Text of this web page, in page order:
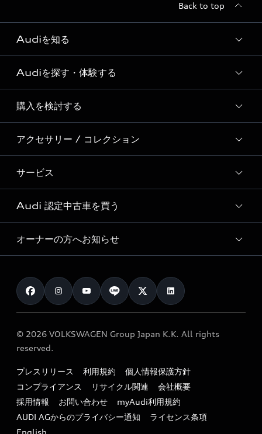
Back to top
Audiを知る
Audi ブランド
Story of Progress
Audi Sport
Formula 1®
デジタルサービス
Audiを探す・体験する
ディーラー検索
新車在庫検索
試乗車・展示車検索
見積り依頼
試乗予約
購入を検討する
モデル一覧
特別仕様モデル / 限定モデル
e-tronラインアップ
価格シミュレーション
車両比較
カタログ一覧
アクセサリー / コレクション
純正アクセサリー
オンラインショップ
Audi collection
アウディナビアプリ
サービス
サービス入庫予約
サービスプログラム
メンテナンス
車検 / 定期点検
e-tronアフターサポート
myAudi
Audi 認定中古車を買う
Audi認定中古車
クオリティ
保証
メンテナンス
ファイナンス
キャンペーン / イベント
買取査定
オーナーの方へお知らせ
お知らせ
オーナー様向けキャンペーン
特定整備適用車一覧
リサイクル法
よくある質問（FAQ）
© 2026 VOLKSWAGEN Group Japan K.K. All rights
reserved.
プレスリリース 利用規約
個人情報保護方針
コンプライアンス
リサイクル関連
会社概要
採用情報
お問い合わせ
myAudi利用規約
AUDI AGからのプライバシー通知
ライセンス条項
English